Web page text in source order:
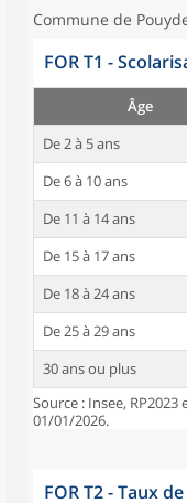
Commune de
FOR T1 -
Âge
De 2 à 5 ans
De 6 à 10 ans
De 11 à 14 ans
De 15 à 17 ans
De 18 à 24 ans
De 25 à 29 ans
30 ans ou plus
Source : Insee,
01/01/2026.
FOR T2 - Taux